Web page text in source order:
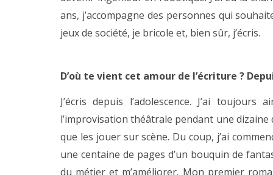
ans, j’accompagne des personnes qui
jeux de société, je bricole et, bien sûr, j’écris.
D’où te vient cet amour de l’écriture ?
J’écris depuis l’adolescence. J’ai
l’improvisation théâtrale pendant une
que les jouer sur scène. Du coup, j’ai
une centaine de pages d’un bouquin de
du métier et m’améliorer. Mon premier